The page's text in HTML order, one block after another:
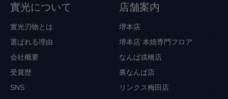
實光について
實光刃物とは
選ばれる理由
会社概要
受賞歴
SNS
店舗案内
堺本店
堺本店 本焼専門フロア
なんば戎橋店
裏なんば店
リンクス梅田店